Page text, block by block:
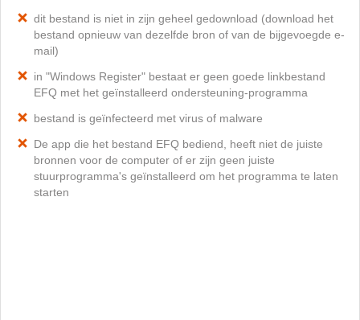
dit bestand is niet in zijn geheel gedownload (download het
bestand opnieuw van dezelfde bron of van de bijgevoegde e-
mail)
in "Windows Register" bestaat er geen goede linkbestand
EFQ met het geïnstalleerd ondersteuning-programma
bestand is geïnfecteerd met virus of malware
De app die het bestand EFQ bediend, heeft niet de juiste
bronnen voor de computer of er zijn geen juiste
stuurprogramma's geïnstalleerd om het programma te laten
starten